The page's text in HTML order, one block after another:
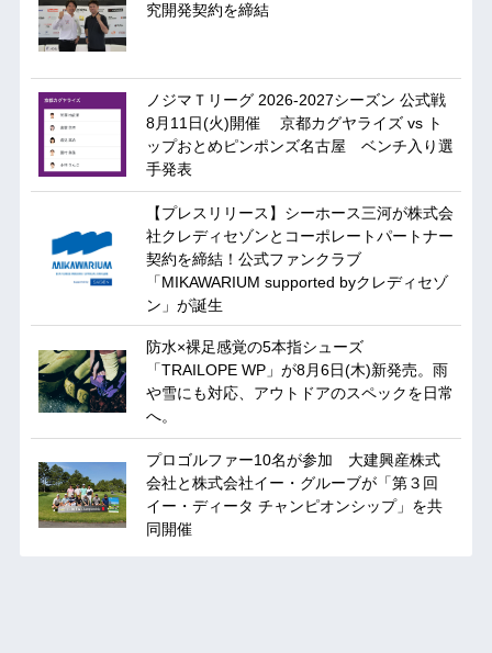
究開発契約を締結
ノジマＴリーグ 2026-2027シーズン 公式戦
8月11日(火)開催 京都カグヤライズ vs ト
ップおとめピンポンズ名古屋 ベンチ入り選
手発表
【プレスリリース】シーホース三河が株式会
社クレディセゾンとコーポレートパートナー
契約を締結！公式ファンクラブ
「MIKAWARIUM supported byクレディセゾ
ン」が誕生
防水×裸足感覚の5本指シューズ
「TRAILOPE WP」が8月6日(木)新発売。雨
や雪にも対応、アウトドアのスペックを日常
へ。
プロゴルファー10名が参加 大建興産株式
会社と株式会社イー・グルーブが「第３回
イー・ディータ チャンピオンシップ」を共
同開催